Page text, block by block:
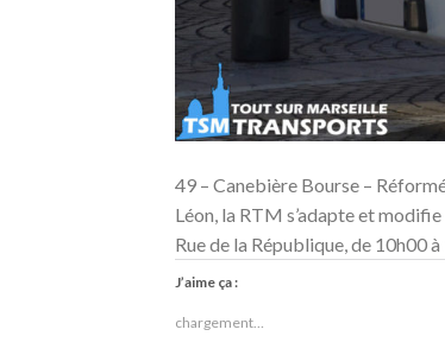
49 – Canebière Bourse –
Léon, la RTM s’adapte et
Rue de la République, de 10h00
J’aime ça :
chargement…